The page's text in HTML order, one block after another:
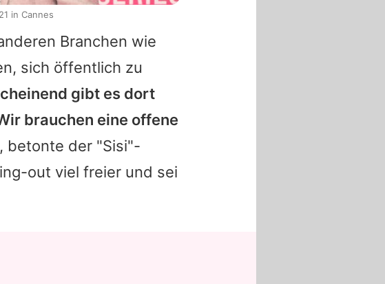
Branchen wie
sich öffentlich zu
gibt es dort
brauchen eine offene
, betonte der "Sisi"-
out viel freier und sei
in Cannes